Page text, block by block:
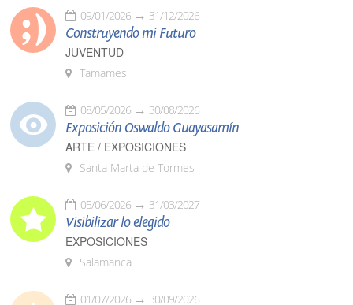
09/01/2026 31/12/2026
Construyendo mi Futuro
JUVENTUD
Tamames
08/05/2026 30/08/2026
Exposición Oswaldo Guayasamín
ARTE / EXPOSICIONES
Santa Marta de Tormes
05/06/2026 31/03/2027
Visibilizar lo elegido
EXPOSICIONES
Salamanca
01/07/2026 30/09/2026